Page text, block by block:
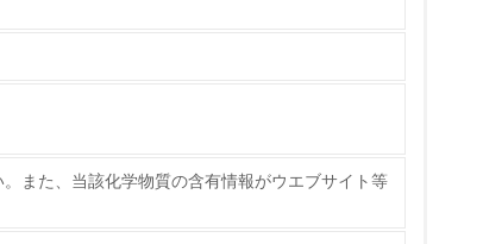
、実践している
また、当該化学物質の含有情報がウエブサイト等